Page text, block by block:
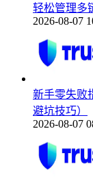
轻松管理多
2026-08-07
新手零失败
避坑技巧）
2026-08-07